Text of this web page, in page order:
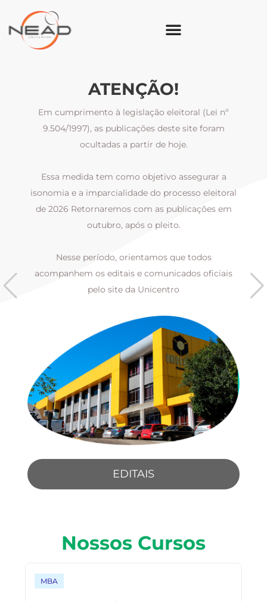
ATENÇÃO!
Em cumprimento à legislação eleitoral (Lei nº
9.504/1997), as publicações deste site foram
ocultadas a partir de hoje.
Essa medida tem como objetivo assegurar a
isonomia e a imparcialidade do processo eleitoral
de 2026 Retornaremos com as publicações em
outubro, após o pleito.
Nesse período, orientamos que todos
acompanhem os editais e comunicados oficiais
pelo site da Unicentro
EDITAIS
Nossos Cursos
MBA